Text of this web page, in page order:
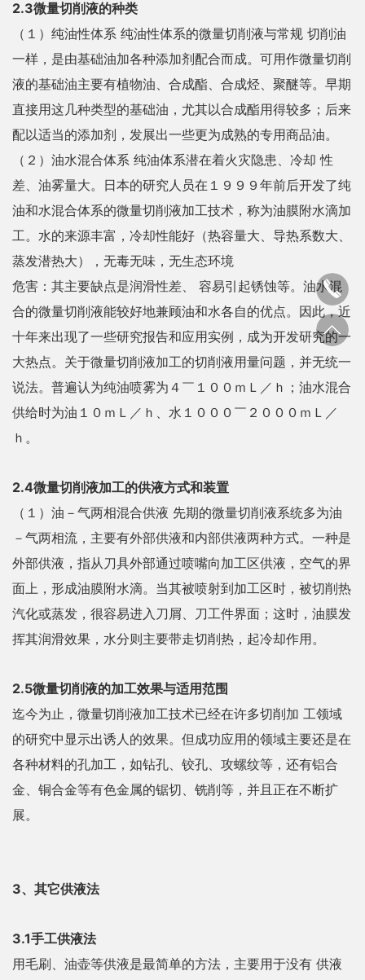
2.3微量切削液的种类
（１）纯油性体系 纯油性体系的微量切削液与常规 切削油
一样，是由基础油加各种添加剂配合而成。可用作微量切削
液的基础油主要有植物油、合成酯、合成烃、聚醚等。早期
直接用这几种类型的基础油，尤其以合成酯用得较多；后来
配以适当的添加剂，发展出一些更为成熟的专用商品油。
（２）油水混合体系 纯油体系潜在着火灾隐患、冷却 性
差、油雾量大。日本的研究人员在１９９９年前后开发了纯
油和水混合体系的微量切削液加工技术，称为油膜附水滴加
工。水的来源丰富，冷却性能好（热容量大、导热系数大、
蒸发潜热大），无毒无味，无生态环境
危害：其主要缺点是润滑性差、 容易引起锈蚀等。油水混
合的微量切削液能较好地兼顾油和水各自的优点。因此，近
十年来出现了一些研究报告和应用实例，成为开发研究的一
大热点。关于微量切削液加工的切削液用量问题，并无统一
说法。普遍认为纯油喷雾为４￣１００ｍＬ／ｈ；油水混合
供给时为油１０ｍＬ／ｈ、水１０００￣２０００ｍＬ／
ｈ。
2.4微量切削液加工的供液方式和装置
（１）油－气两相混合供液 先期的微量切削液系统多为油
－气两相流，主要有外部供液和内部供液两种方式。一种是
外部供液，指从刀具外部通过喷嘴向加工区供液，空气的界
面上，形成油膜附水滴。当其被喷射到加工区时，被切削热
汽化或蒸发，很容易进入刀屑、刀工件界面；这时，油膜发
挥其润滑效果，水分则主要带走切削热，起冷却作用。
2.5微量切削液的加工效果与适用范围
迄今为止，微量切削液加工技术已经在许多切削加 工领域
的研究中显示出诱人的效果。但成功应用的领域主要还是在
各种材料的孔加工，如钻孔、铰孔、攻螺纹等，还有铝合
金、铜合金等有色金属的锯切、铣削等，并且正在不断扩
展。
3、其它供液法
3.1手工供液法
用毛刷、油壶等供液是最简单的方法，主要用于没有 供液